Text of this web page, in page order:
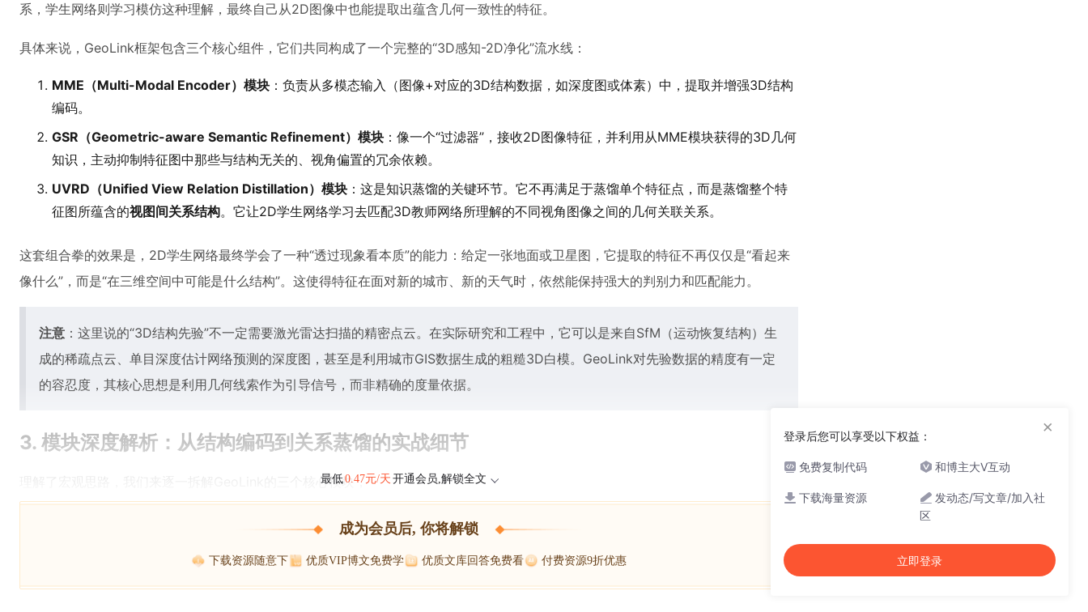
系，学生网络则学习模仿这种理解，最终自己从2D图像中也能提取出蕴含几何一致性的特征。
具体来说，GeoLink框架包含三个核心组件，它们共同构成了一个完整的“3D感知-2D净化”流水线：
MME（Multi-Modal Encoder）模块 ：负责从多模态输入（图像+对应的3D结构数据，如深度图或体素）中，提取并增强3D结构
编码。
GSR（Geometric-aware Semantic Refinement）模块 ：像一个“过滤器”，接收2D图像特征，并利用从MME模块获得的3D几何
知识，主动抑制特征图中那些与结构无关的、视角偏置的冗余依赖。
UVRD（Unified View Relation Distillation）模块 ：这是知识蒸馏的关键环节。它不再满足于蒸馏单个特征点，而是蒸馏整个特
征图所蕴含的视图间关系结构。它让2D学生网络学习去匹配3D教师网络所理解的不同视角图像之间的几何关联关系。
这套组合拳的效果是，2D学生网络最终学会了一种“透过现象看本质”的能力：给定一张地面或卫星图，它提取的特征不再仅仅是“看起来
像什么”，而是“在三维空间中可能是什么结构”。这使得特征在面对新的城市、新的天气时，依然能保持强大的判别力和匹配能力。
注意 ：这里说的“3D结构先验”不一定需要激光雷达扫描的精密点云。在实际研究和工程中，它可以是来自SfM（运动恢复结构）生
成的稀疏点云、单目深度估计网络预测的深度图，甚至是利用城市GIS数据生成的粗糙3D白模。GeoLink对先验数据的精度有一定
的容忍度，其核心思想是利用几何线索作为引导信号，而非精确的度量依据。
3. 模块深度解析：从结构编码到关系蒸馏的实战细节
理解了宏观思路，我们来逐一拆解GeoLink的三个核心模块，
最低0.47元/天 开通会员,解锁全文
成为会员后, 你将解锁
下载资源随意下 优质VIP博文免费学 优质文库回答免费看 付费资源9折优惠
登录后您可以享受以下权益：
免费复制代码 和博主大V互动
下载海量资源
发动态/写文章/加入社
区
×
立即登录